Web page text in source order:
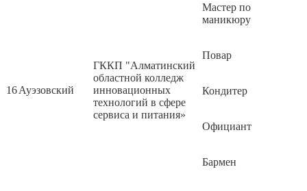
16Ауэзовский
ГККП "Алматинский
областной колледж
инновационных
технологий в сфере
сервиса и питания»
Мастер по
маникюру
Повар
Кондитер
Официант
Бармен